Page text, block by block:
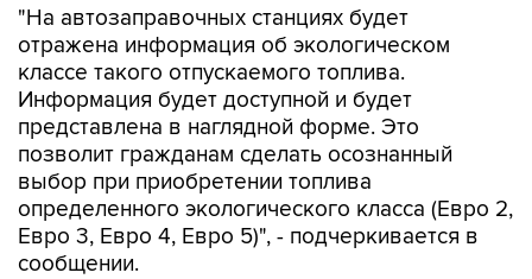
"На автозаправочных станциях будет
отражена информация об экологическом
классе такого отпускаемого топлива.
Информация будет доступной и будет
представлена в наглядной форме. Это
позволит гражданам сделать осознанный
выбор при приобретении топлива
определенного экологического класса (Евро 2,
Евро 3, Евро 4, Евро 5)", - подчеркивается в
сообщении.